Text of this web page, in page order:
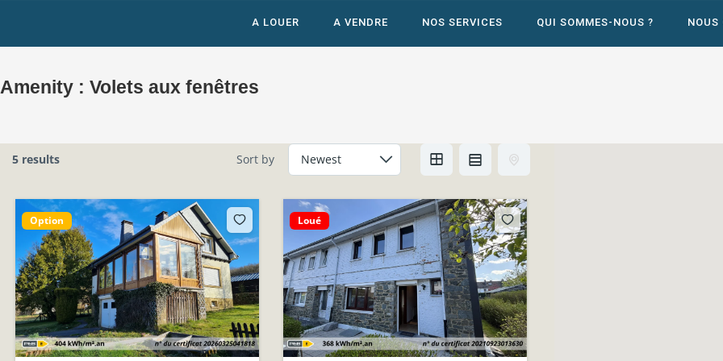
A LOUER A VENDRE NOS SERVICES QUI SOMMES-NOUS ? NOUS
Amenity : Volets aux fenêtres
5 results Sort by
Option Loué